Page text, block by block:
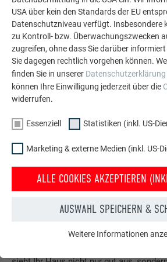
Kostenlos PREFA Prospekte bestellen
Dach, Fassade, Solar,
USA über kein den Standards der EU
Datenschutzniveau verfügt. Insbesondere
zu Kontroll- bzw. Überwachungszwecken
zugreifen, ohne dass Sie darüber
Sie dagegen rechtlich vorgehen können.
finden Sie in unserer Datenschutzerklärung
können Ihre Einwilligung jederzeit über die
widerrufen.
Essenziell Statistiken (inkl. US-
Marketing & externe Medien (inkl. US-
ALLE COOKIES AKZEPTIEREN
AUSWAHL SPEICHERN &
Weitere Informationen